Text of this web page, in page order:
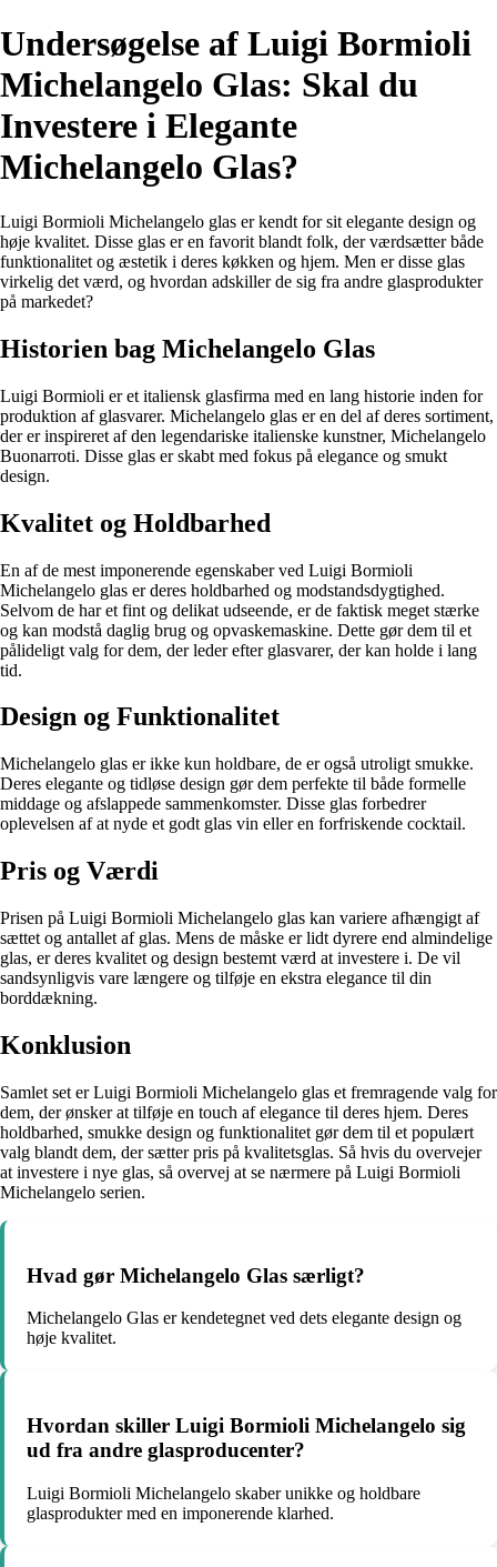
Undersøgelse af Luigi Bormioli
Michelangelo Glas: Skal du
Investere i Elegante
Michelangelo Glas?
Luigi Bormioli Michelangelo glas er kendt for sit elegante design og
høje kvalitet. Disse glas er en favorit blandt folk, der værdsætter både
funktionalitet og æstetik i deres køkken og hjem. Men er disse glas
virkelig det værd, og hvordan adskiller de sig fra andre glasprodukter
på markedet?
Historien bag Michelangelo Glas
Luigi Bormioli er et italiensk glasfirma med en lang historie inden for
produktion af glasvarer. Michelangelo glas er en del af deres sortiment,
der er inspireret af den legendariske italienske kunstner, Michelangelo
Buonarroti. Disse glas er skabt med fokus på elegance og smukt
design.
Kvalitet og Holdbarhed
En af de mest imponerende egenskaber ved Luigi Bormioli
Michelangelo glas er deres holdbarhed og modstandsdygtighed.
Selvom de har et fint og delikat udseende, er de faktisk meget stærke
og kan modstå daglig brug og opvaskemaskine. Dette gør dem til et
pålideligt valg for dem, der leder efter glasvarer, der kan holde i lang
tid.
Design og Funktionalitet
Michelangelo glas er ikke kun holdbare, de er også utroligt smukke.
Deres elegante og tidløse design gør dem perfekte til både formelle
middage og afslappede sammenkomster. Disse glas forbedrer
oplevelsen af at nyde et godt glas vin eller en forfriskende cocktail.
Pris og Værdi
Prisen på Luigi Bormioli Michelangelo glas kan variere afhængigt af
sættet og antallet af glas. Mens de måske er lidt dyrere end almindelige
glas, er deres kvalitet og design bestemt værd at investere i. De vil
sandsynligvis vare længere og tilføje en ekstra elegance til din
borddækning.
Konklusion
Samlet set er Luigi Bormioli Michelangelo glas et fremragende valg for
dem, der ønsker at tilføje en touch af elegance til deres hjem. Deres
holdbarhed, smukke design og funktionalitet gør dem til et populært
valg blandt dem, der sætter pris på kvalitetsglas. Så hvis du overvejer
at investere i nye glas, så overvej at se nærmere på Luigi Bormioli
Michelangelo serien.
Hvad gør Michelangelo Glas særligt?
Michelangelo Glas er kendetegnet ved dets elegante design og
høje kvalitet.
Hvordan skiller Luigi Bormioli Michelangelo sig
ud fra andre glasproducenter?
Luigi Bormioli Michelangelo skaber unikke og holdbare
glasprodukter med en imponerende klarhed.